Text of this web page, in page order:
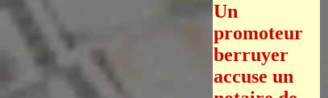
Un
promoteur
berruyer
accuse un